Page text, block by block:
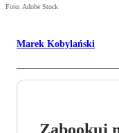
Foto: Adobe Stock
Marek Kobylański